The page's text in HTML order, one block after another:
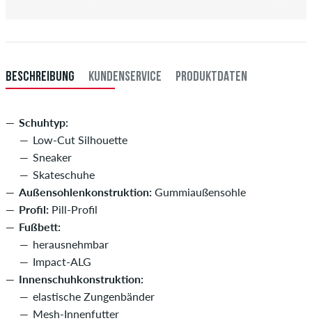
BESCHREIBUNG KUNDENSERVICE PRODUKTDATEN
Schuhtyp:
Low-Cut Silhouette
Sneaker
Skateschuhe
Außensohlenkonstruktion: Gummiaußensohle
Profil: Pill-Profil
Fußbett:
herausnehmbar
Impact-ALG
Innenschuhkonstruktion:
elastische Zungenbänder
Mesh-Innenfutter